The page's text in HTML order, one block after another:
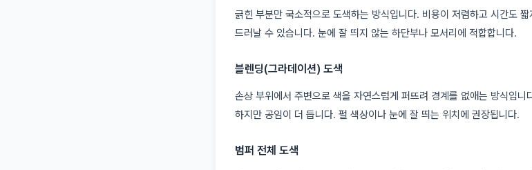
긁힌 부분만 국소적으로 도색하는 방식입니다. 비용이 저렴하고 시간도
드러날 수 있습니다. 눈에 잘 띄지 않는 하단부나 모서리에 적합합니다.
블렌딩(그라데이션) 도색
손상 부위에서 주변으로 색을 자연스럽게 퍼뜨려 경계를 없애는 방식입
하지만 공임이 더 듭니다. 펄 색상이나 눈에 잘 띄는 위치에 권장됩니다.
범퍼 전체 도색